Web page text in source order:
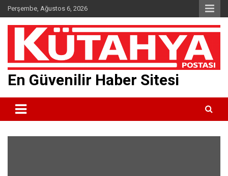
Skip
to
content
Perşembe, Ağustos 6, 2026
En Güvenilir Haber Sitesi